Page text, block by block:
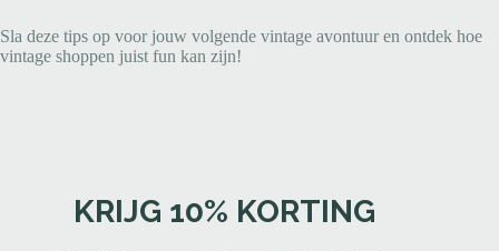
Sla deze tips op voor jouw volgende vintage avontuur en ontdek hoe
vintage shoppen juist fun kan zijn!
KRIJG 10% KORTING